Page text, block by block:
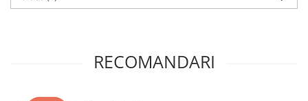
RECOMANDARI